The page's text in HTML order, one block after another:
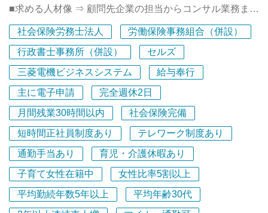
■ミスを「学び」に変えるフィードバック
もしミスや不明点があっても、一人で責任を負わせること
はありません。「なぜそうなったか」を教育担当と一緒に
振り返り、次に活かせるよう丁寧にフィードバックしま
す。知識を定着させ、着実にプロへと近づける環境です。
■フロア全員がサポーター
同じフロアには常に先輩や有資格者がいます。教育担当者
以外にも、その場ですぐに「これ、どうすればいいです
か？」と聞ける風通しの良さがあります。
＜ステップアップのイメージ＞
■1年目：基礎を固める時期
書類作成や申請業務からスタートし、実務の根幹をじっく
■求める人材像 ⇒ 顧問先企業の担当からコンサル業務まで
をこなせるコンサル型の社労士を目指していきたい人で
す。
■充実したキャリア開発支援（研修体制）⇒ スタッフのス
キルアップに力を入れており、多数の研修動画視聴、人事
労務専門誌のWEB購読（費用は事務所負担）が可能で、
定期的な所内研修では先輩社労士の労務相談解決事例の共
有等を積極的に行っています！
■当法人は、人事労務分野の総合的なコンサルティング組
織である「一般財団法人 関東総合労働福祉協会」を運営
母体とし、そこに所属する社会保険労務士を構成メンバー
として同法人内に「社会保険労務士法人 吉池労務管理事
務所」を併設しています。
■20名のスタッフが業務に従事しており、社会保険労務士
が7名、行政書士が3名在籍しています。
社会保険労務士法人
労働保険事務組合（併設）
行政書士事務所（併設）
セルズ
三菱電機ビジネスシステム
給与奉行
主に電子申請
完全週休2日
月間残業30時間以内
社会保険完備
短時間正社員制度あり
テレワーク制度あり
通勤手当あり
育児・介護休暇あり
子育て女性在籍中
女性比率5割以上
平均勤続年数5年以上
平均年齢30代